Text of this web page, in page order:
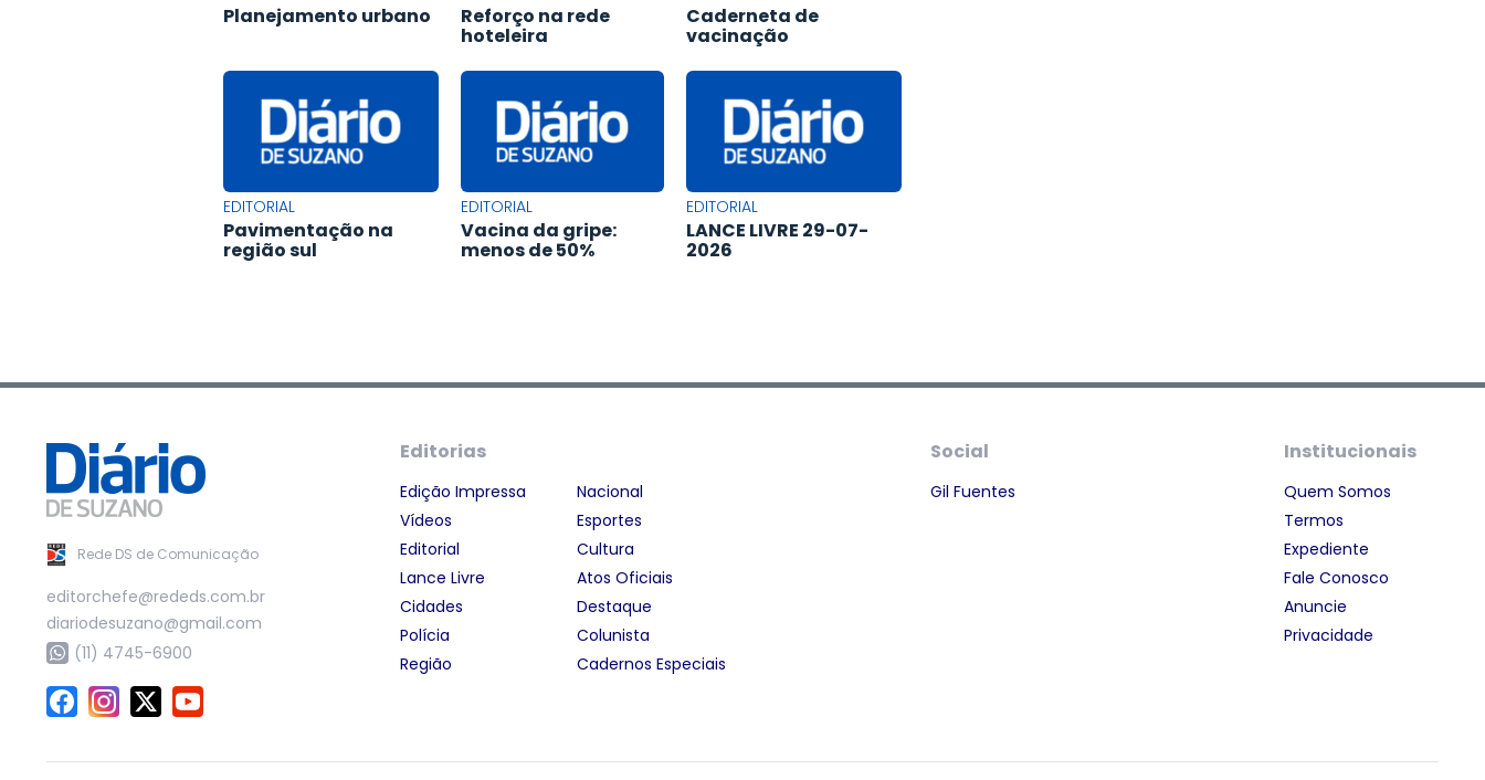
Planejamento urbano Reforço na rede
hoteleira
Caderneta de
vacinação
EDITORIAL
Pavimentação na
região sul
EDITORIAL
Vacina da gripe:
menos de 50%
EDITORIAL
LANCE LIVRE 29-07-
2026
Rede DS de Comunicação
editorchefe@rededs.com.br
diariodesuzano@gmail.com
(11) 4745-6900
Editorias
Edição Impressa
Vídeos
Editorial
Lance Livre
Cidades
Polícia
Região
Nacional
Esportes
Cultura
Atos Oficiais
Destaque
Colunista
Cadernos Especiais
Social
Gil Fuentes
Institucionais
Quem Somos
Termos
Expediente
Fale Conosco
Anuncie
Privacidade